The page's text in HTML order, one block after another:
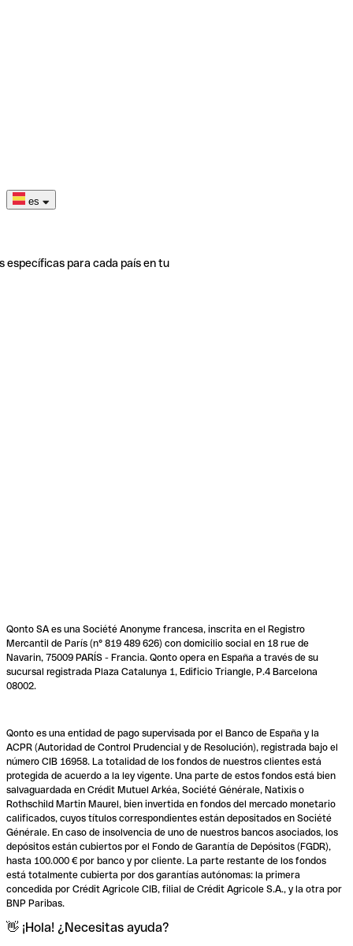
es
específicas para cada país en tu
Qonto SA es una Société Anonyme francesa, inscrita en el Registro
Mercantil de París (n° 819 489 626) con domicilio social en 18 rue de
Navarin, 75009 PARÍS - Francia. Qonto opera en España a través de su
sucursal registrada Plaza Catalunya 1, Edificio Triangle, P.4 Barcelona
08002.
Qonto es una entidad de pago supervisada por el Banco de España y la
ACPR (Autoridad de Control Prudencial y de Resolución), registrada bajo el
número CIB 16958. La totalidad de los fondos de nuestros clientes está
protegida de acuerdo a la ley vigente. Una parte de estos fondos está bien
salvaguardada en Crédit Mutuel Arkéa, Société Générale, Natixis o
Rothschild Martin Maurel, bien invertida en fondos del mercado monetario
calificados, cuyos títulos correspondientes están depositados en Société
Générale. En caso de insolvencia de uno de nuestros bancos asociados, los
depósitos están cubiertos por el Fondo de Garantía de Depósitos (FGDR),
hasta 100.000 € por banco y por cliente. La parte restante de los fondos
está totalmente cubierta por dos garantías autónomas: la primera
concedida por Crédit Agricole CIB, filial de Crédit Agricole S.A., y la otra por
BNP Paribas.
👋 ¡Hola! ¿Necesitas ayuda?